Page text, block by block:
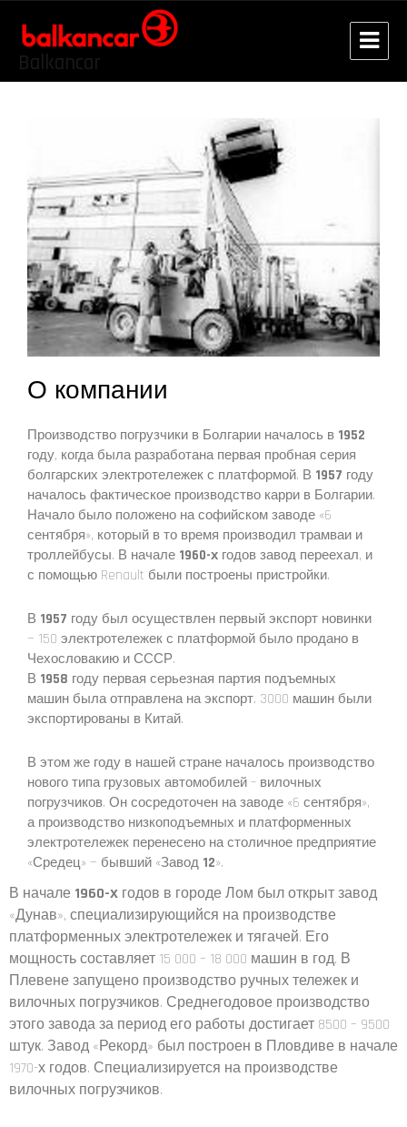
Balkancar
О компании
Производство погрузчики в Болгарии началось в 1952
году, когда была разработана первая пробная серия
болгарских электротележек с платформой. В 1957 году
началось фактическое производство карри в Болгарии.
Начало было положено на софийском заводе «6
сентября», который в то время производил трамваи и
троллейбусы. В начале 1960-х годов завод переехал, и
с помощью Renault были построены пристройки.
В 1957 году был осуществлен первый экспорт новинки
— 150 электротележек с платформой было продано в
Чехословакию и СССР.
В 1958 году первая серьезная партия подъемных
машин была отправлена ​​на экспорт. 3000 машин были
экспортированы в Китай.
В этом же году в нашей стране началось производство
нового типа грузовых автомобилей – вилочных
погрузчиков. Он сосредоточен на заводе «6 сентября»,
а производство низкоподъемных и платформенных
электротележек перенесено на столичное предприятие
«Средец» — бывший «Завод 12».
В начале 1960-х годов в городе Лом был открыт завод
«Дунав», специализирующийся на производстве
платформенных электротележек и тягачей. Его
мощность составляет 15 000 – 18 000 машин в год. В
Плевене запущено производство ручных тележек и
вилочных погрузчиков. Среднегодовое производство
этого завода за период его работы достигает 8500 – 9500
штук. Завод «Рекорд» был построен в Пловдиве в начале
1970-х годов. Специализируется на производстве
вилочных погрузчиков.